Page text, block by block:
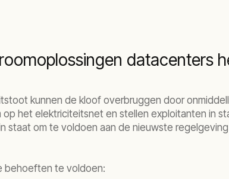
datacenters
kunnen de kloof overbruggen door
het elektriciteitsnet en stellen exploitanten in
staat om te voldoen aan de nieuwste
behoeften te voldoen: